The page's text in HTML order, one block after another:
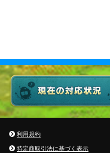
利用規約
特定商取引法に基づく表示